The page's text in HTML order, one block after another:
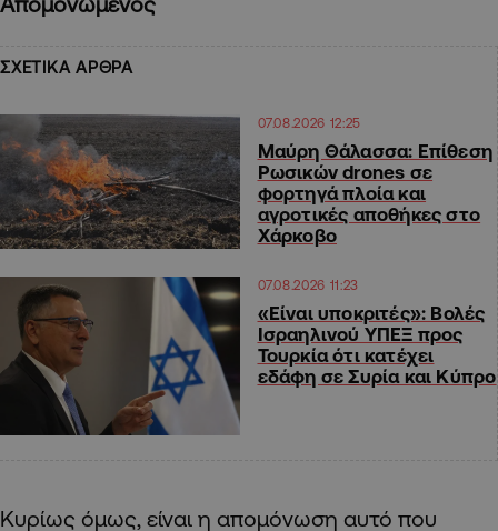
ΣΧΕΤΙΚΑ ΑΡΘΡΑ
07.08.2026 12:25
Μαύρη Θάλασσα: Επίθεση
Ρωσικών drones σε
φορτηγά πλοία και
αγροτικές αποθήκες στο
Χάρκοβο
07.08.2026 11:23
«Είναι υποκριτές»: Βολές
Ισραηλινού ΥΠΕΞ προς
Τουρκία ότι κατέχει
εδάφη σε Συρία και Κύπρο
Κυρίως όμως, είναι η απομόνωση αυτό που